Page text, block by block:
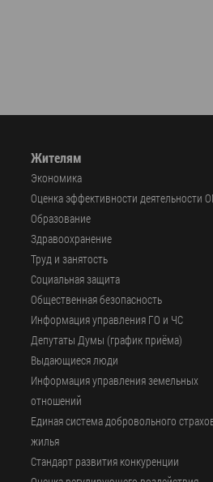
Жителям
Экономика
Оценка эффективности деятельности
Образование
Здравоохранение
Труд и занятость
Социальная защита
Общественная безопасность
Информация управления ГО и ЧС
Депутаты Думы (график приёма)
Выдающиеся люди
Информация управления земельных
отношений
Единая система добровольного
жилья
Стандарт развития конкуренции